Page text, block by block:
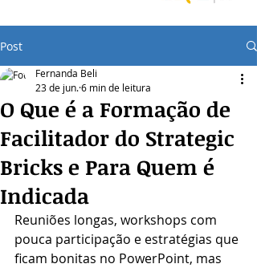
Post
O Que é a Formação de
Facilitador do Strategic
Bricks e Para Quem é
Indicada
Fernanda Beli
23 de jun.6 min de leitura
Reuniões longas, workshops com
pouca participação e estratégias que
ficam bonitas no PowerPoint, mas